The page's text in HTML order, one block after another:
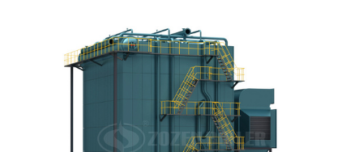
мощность продукта: 1,200-35,000 кВт Температ...